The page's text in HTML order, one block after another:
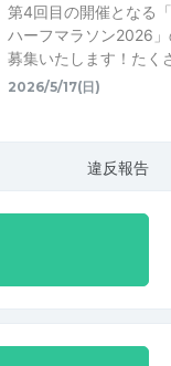
第4回目の開催となる
ハーフマラソン2026
募集いたします！たく
2026/5/17(日)
違反報告